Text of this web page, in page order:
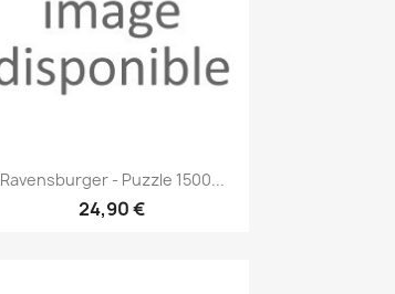
Aperçu rapide
Ravensburger - Puzzle 1500...
24,90 €